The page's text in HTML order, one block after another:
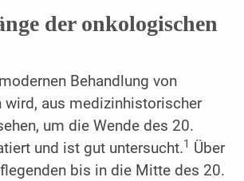
der onkologischen
Behandlung von
wird, aus medizinhistorischer
um die Wende des 20.
und ist gut untersucht.1 Über
bis in die Mitte des 20.